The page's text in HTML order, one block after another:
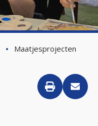
Maatjesprojecten